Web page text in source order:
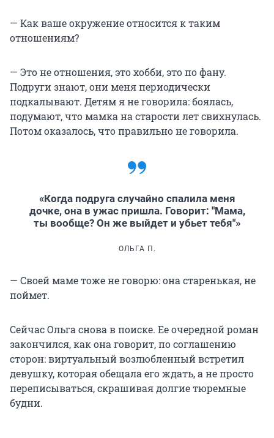
— Как ваше окружение относится к таким
отношениям?
— Это не отношения, это хобби, это по фану.
Подруги знают, они меня периодически
подкалывают. Детям я не говорила: боялась,
подумают, что мамка на старости лет свихнулась.
Потом оказалось, что правильно не говорила.
«Когда подруга случайно спалила меня
дочке, она в ужас пришла. Говорит: "Мама,
ты вообще? Он же выйдет и убьет тебя"»
ОЛЬГА П.
— Своей маме тоже не говорю: она старенькая, не
поймет.
Сейчас Ольга снова в поиске. Ее очередной роман
закончился, как она говорит, по соглашению
сторон: виртуальный возлюбленный встретил
девушку, которая обещала его ждать, а не просто
переписываться, скрашивая долгие тюремные
будни.